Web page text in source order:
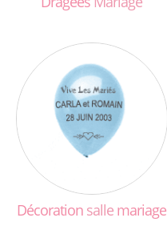
Décoration salle mariage